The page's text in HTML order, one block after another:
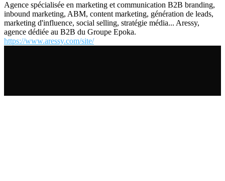
Agence spécialisée en marketing et communication B2B branding,
inbound marketing, ABM, content marketing, génération de leads,
marketing d'influence, social selling, stratégie média... Aressy,
agence dédiée au B2B du Groupe Epoka.
https://www.aressy.com/site/